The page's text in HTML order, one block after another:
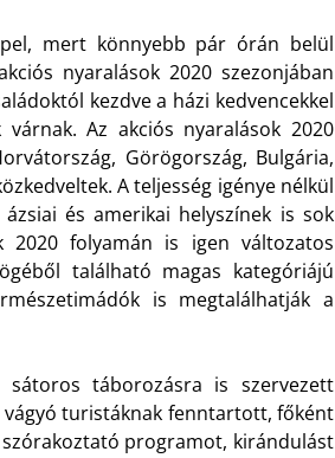
mert könnyebb pár órán belül
nyaralások 2020 szezonjában
kezdve a házi kedvencekkel
Az akciós nyaralások 2020
Görögország, Bulgária,
A teljesség igénye nélkül
és amerikai helyszínek is sok
2020 folyamán is igen változatos
található magas kategóriájú
is megtalálhatják a
táborozásra is szervezett
turistáknak fenntartott, főként
programot, kirándulást